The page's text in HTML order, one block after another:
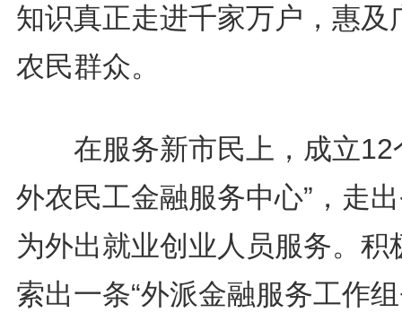
知识真正走进千家万户，惠及
农民群众。
在服务新市民上，成立12
外农民工金融服务中心”，走
为外出就业创业人员服务。积
索出一条“外派金融服务工作